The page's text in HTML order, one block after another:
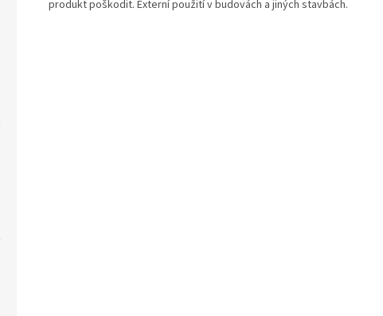
produkt poškodit. Externí použití v budovách a jiných stavbách.